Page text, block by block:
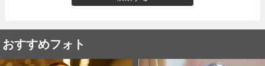
おすすめフォト